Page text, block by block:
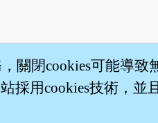
關閉cookies可能導致
採用cookies技術，並